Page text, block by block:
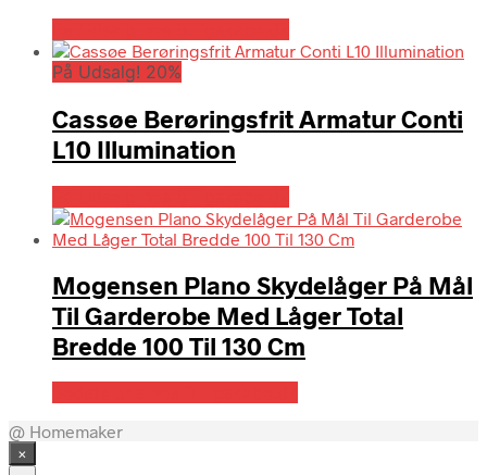
På Udsalg! 20%
Cassøe Berøringsfrit Armatur Conti
L10 Illumination
Mogensen Plano Skydelåger På Mål
Til Garderobe Med Låger Total
Bredde 100 Til 130 Cm
@ Homemaker
×